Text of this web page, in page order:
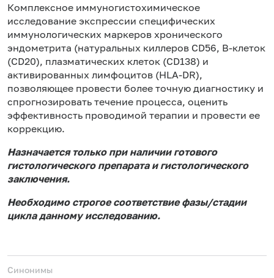
Комплексное иммуногистохимическое
исследование экспрессии специфических
иммунологических маркеров хронического
эндометрита (натуральных киллеров CD56, B-клеток
(CD20), плазматических клеток (CD138) и
активированных лимфоцитов (HLA-DR),
позволяющее провести более точную диагностику и
спрогнозировать течение процесса, оценить
эффективность проводимой терапии и провести ее
коррекцию.
Назначается только при наличии готового
гистологического препарата и гистологического
заключения.
Необходимо строгое соответствие фазы/стадии
цикла данному исследованию.
Синонимы